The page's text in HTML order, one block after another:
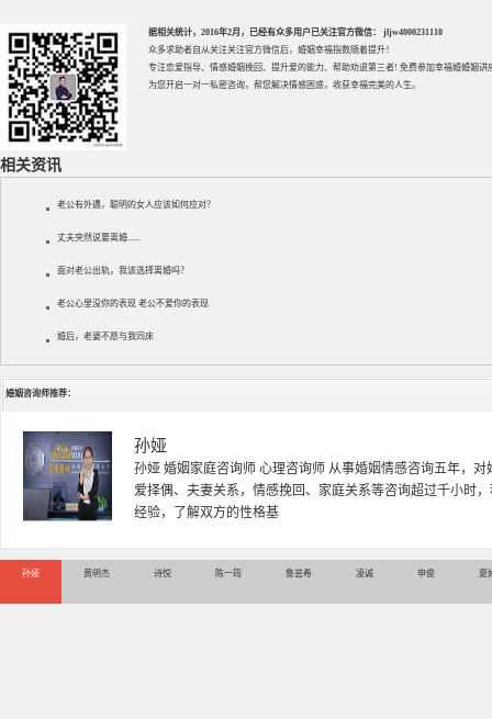
据相关统计，2016年2月，已经有众多用户已关注官方微信： jljw4000231110
众多求助者自从关注关注官方微信后，婚姻幸福指数随着提升！
专注恋爱指导、 情感婚姻挽回 、提升爱的能力、帮助劝退第三者! 免费参加幸福婚婚姻讲
为您开启一对一私密咨询，帮您解决情感困惑，收获幸福完美的人生。
相关资讯
老公有外遇，聪明的女人应该如何应对？
丈夫突然说要离婚......
面对老公出轨，我该选择离婚吗？
老公心里没你的表现 老公不爱你的表现
婚后，老婆不愿与我同床
婚姻咨询师推荐：
黄明杰
黄明杰老师 国家二级心理咨询师 资深情感婚姻导师 婚姻家庭
中医药大学，主修心理学，社会学。新婚夫妻磨合，恋爱问
系调试，夫妻关系平衡调试，
孙娅 黄明杰 诗悦 陈一筠 鲁芸希 凌诚 申俊 夏